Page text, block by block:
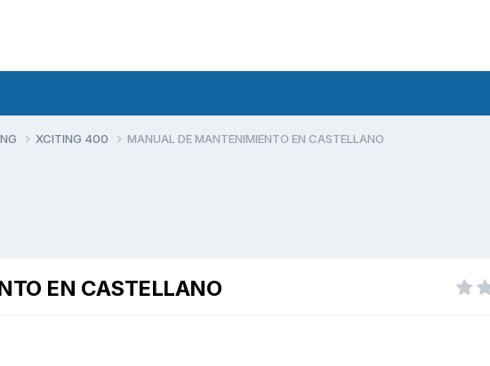
XCITING 400 MANUAL DE MANTENIMIENTO EN CASTELLANO
EN CASTELLANO